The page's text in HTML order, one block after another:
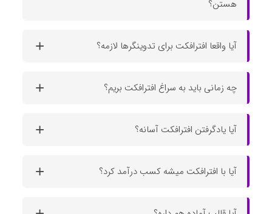
هستن؟
آیا واقعا افترافکت برای تدوینگرها لازمه؟
چه زمانی باید به سراغ افترافکت بریم؟
آیا یادگرفتن افترافکت آسانه؟
آیا با افترافکت میشه کسب درآمد کرد؟